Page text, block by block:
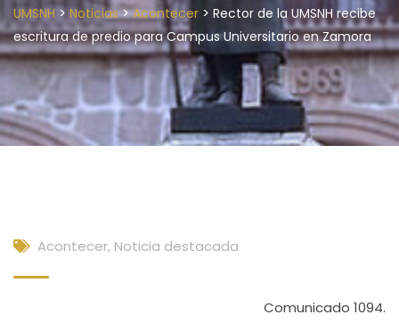
UMSNH > Noticias>Acontecer > Rector de la UMSNH recibe
escritura de predio para Campus Universitario en Zamora
Acontecer, Noticia destacada
Comunicado 1094.